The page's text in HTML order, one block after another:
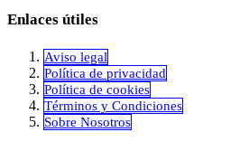
Enlaces útiles
Aviso legal
Política de privacidad
​Política de cookies
Términos y Condiciones
Sobre Nosotros